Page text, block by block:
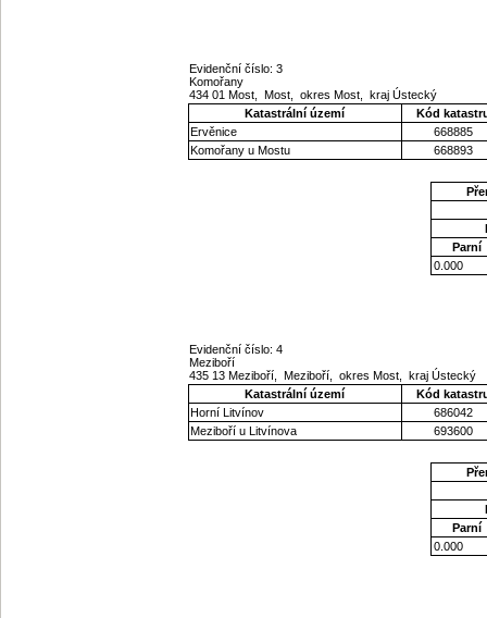
Evidenční číslo: 3
Komořany
434 01 Most, Most, okres Most, kraj Ústecký
Katastrální území
Kód
Ervěnice
668885
Komořany u Mostu
668893
Parní
0.000
Evidenční číslo: 4
Meziboří
435 13 Meziboří, Meziboří, okres Most, kraj Ústecký
Katastrální území
Kód
Horní Litvínov
686042
Meziboří u Litvínova
693600
Parní
0.000